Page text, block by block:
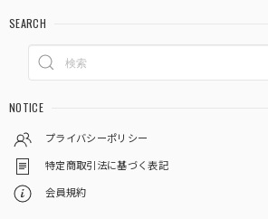
SEARCH
NOTICE
プライバシーポリシー
特定商取引法に基づく表記
会員規約